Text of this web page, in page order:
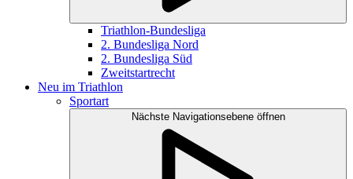
Triathlon-Bundesliga
2. Bundesliga Nord
2. Bundesliga Süd
Zweitstartrecht
Neu im Triathlon
Sportart
Nächste Navigationsebene öffnen